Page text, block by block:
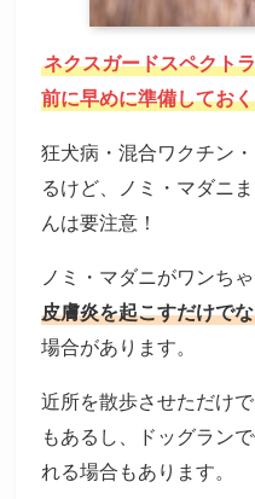
ネクスガードスペクト
前に早めに準備してお
狂犬病・混合ワクチン
るけど、ノミ・マダニ
んは要注意！
ノミ・マダニがワンち
皮膚炎を起こすだけで
場合があります。
近所を散歩させただけ
もあるし、ドッグラン
れる場合もあります。